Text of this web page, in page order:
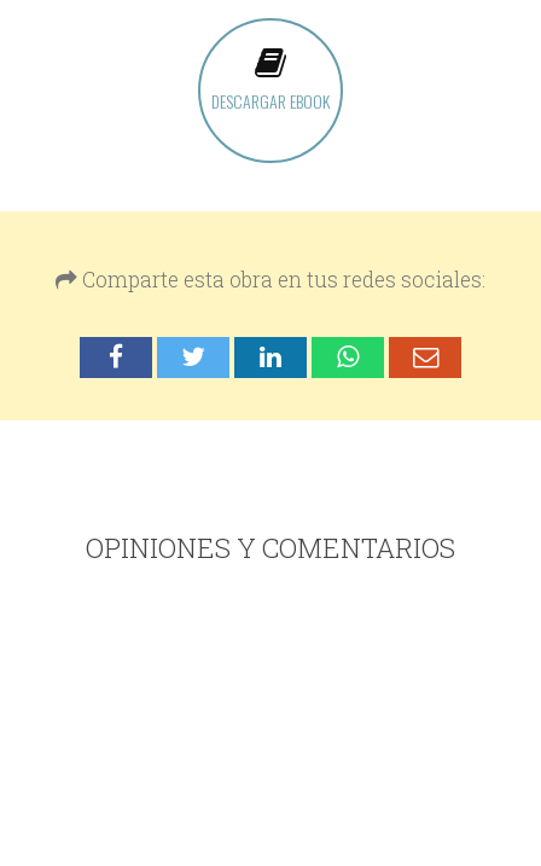
DESCARGAR EBOOK
Comparte esta obra en tus redes sociales:
OPINIONES Y COMENTARIOS